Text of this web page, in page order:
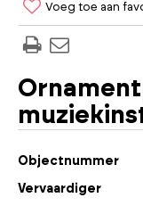
Voeg toe aan
Objectnummer
Vervaardiger